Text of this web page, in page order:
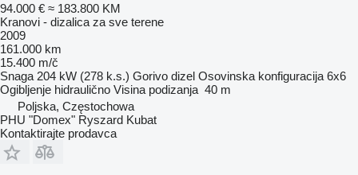
94.000 € ≈ 183.800 KM
Kranovi - dizalica za sve terene
2009
161.000 km
15.400 m/č
Snaga 204 kW (278 k.s.) Gorivo dizel Osovinska konfiguracija 6x6
Ogibljenje hidraulično Visina podizanja 40 m
Poljska, Częstochowa
PHU "Domex" Ryszard Kubat
Kontaktirajte prodavca